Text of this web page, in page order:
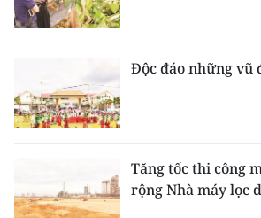
Độc đáo những vũ
Tăng tốc thi công
rộng Nhà máy lọc